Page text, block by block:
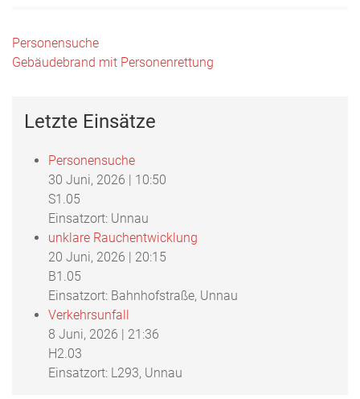
Beitragsnavigation
Personensuche
Gebäudebrand mit Personenrettung
Letzte Einsätze
Personensuche
30 Juni, 2026 | 10:50
S1.05
Einsatzort: Unnau
unklare Rauchentwicklung
20 Juni, 2026 | 20:15
B1.05
Einsatzort: Bahnhofstraße, Unnau
Verkehrsunfall
8 Juni, 2026 | 21:36
H2.03
Einsatzort: L293, Unnau